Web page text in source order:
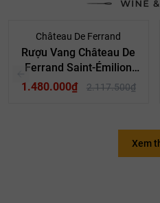
- 30%
Château De Ferrand
Rượu Vang Château De
Ferrand Saint-Émilion
Grand Cru 2018
1.480.000₫ 2.117.500₫
Xem